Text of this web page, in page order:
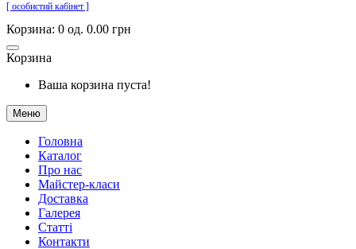
[ особистий кабінет ]
Корзина: 0 од. 0.00 грн
Корзина
Ваша корзина пуста!
Меню
Головна
Каталог
Про нас
Майстер-класи
Доставка
Галерея
Статтi
Контакти